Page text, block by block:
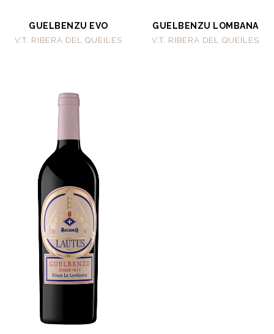
GUELBENZU EVO
V.T. RIBERA DEL QUEILES
GUELBENZU LOMBANA
V.T. RIBERA DEL QUEILES